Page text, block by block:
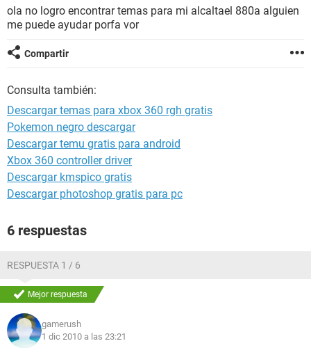
ola no logro encontrar temas para mi alcaltael 880a alguien
me puede ayudar porfa vor
Compartir
Consulta también:
Descargar temas para xbox 360 rgh gratis
Pokemon negro descargar
Descargar temu gratis para android
Xbox 360 controller driver
Descargar kmspico gratis
Descargar photoshop gratis para pc
6 respuestas
RESPUESTA 1 / 6
Mejor respuesta
gamerush
1 dic 2010 a las 23:21